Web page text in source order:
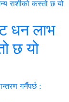
धन लाभ
छ यो